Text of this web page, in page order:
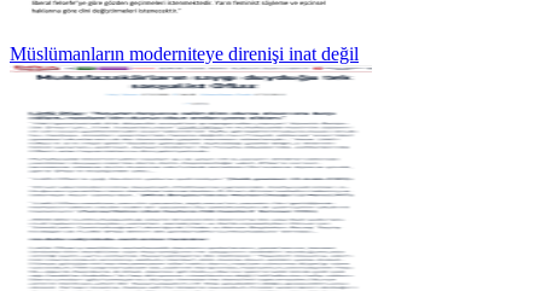
Müslümanların moderniteye direnişi inat değil